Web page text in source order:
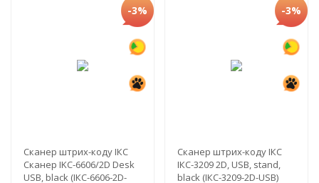
-3%
Сканер штрих-коду ІКС
Сканер IKC-6606/2D Desk
USB, black (ІКС-6606-2D-
-3%
Сканер штрих-коду ІКС
ІКС-3209 2D, USB, stand,
black (ІКС-3209-2D-USB)